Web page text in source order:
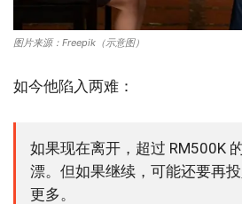
图片来源：Freepik（示意图）
如今他陷入两难：
如果现在离开，超过 RM500K
漂。但如果继续，可能还要再
更多。